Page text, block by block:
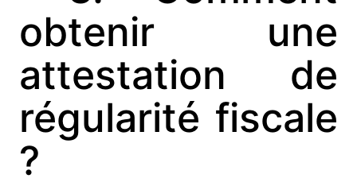
obtenir une
attestation de
régularité fiscale
?